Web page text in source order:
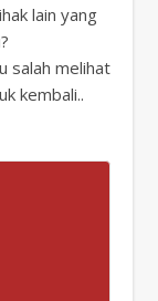
lain yang
salah melihat
kembali..